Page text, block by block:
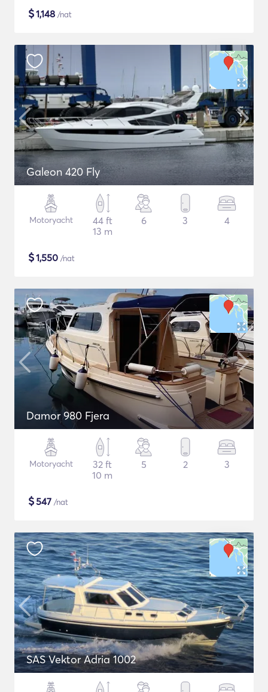
$1,148 /nat
Galeon 420 Fly
Motoryacht
44 ft
13 m
6 3 4
$1,550 /nat
Damor 980 Fjera
Motoryacht
32 ft
10 m
5 2 3
$547 /nat
SAS Vektor Adria 1002